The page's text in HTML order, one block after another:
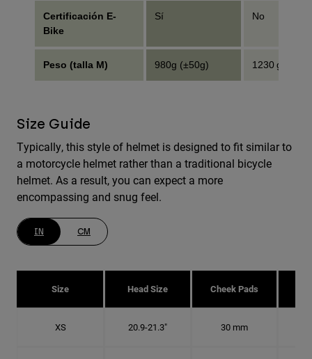
Certificación E-
Bike
Sí No
Peso (talla M) 980g (±50g) 1230 g (±50
Size Guide
Typically, this style of helmet is designed to fit similar to
a motorcycle helmet rather than a traditional bicycle
helmet. As a result, you can expect a more
encompassing and snug feel.
IN CM
Size Head Size Cheek Pads
XS 20.9-21.3" 30 mm